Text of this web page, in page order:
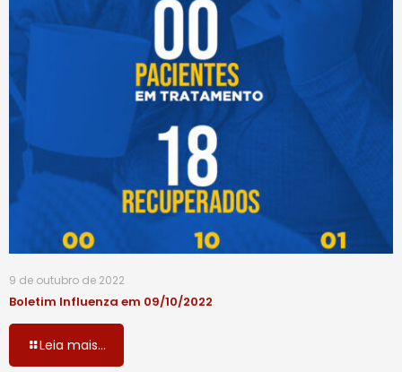
9 de outubro de 2022
Boletim Influenza em 09/10/2022
Leia mais...